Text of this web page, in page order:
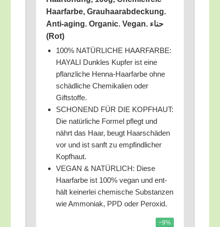
Haar­far­be, Grau­haar­ab­de­ckung.
Anti-aging. Orga­nic. Vegan. حناء
(Rot)
100% NATÜRLICHE HAARFARBE:
HAYALI Dunk­les Kup­fer ist eine
pflanz­li­che Hen­na-Haar­far­be ohne
schäd­li­che Che­mi­ka­li­en oder
Giftstoffe.
SCHONEND FÜR DIE KOPFHAUT:
Die natür­li­che For­mel pflegt und
nährt das Haar, beugt Haar­schä­den
vor und ist sanft zu emp­find­li­cher
Kopfhaut.
VEGAN & NATÜRLICH: Die­se
Haar­far­be ist 100% vegan und ent­
hält kei­ner­lei che­mi­sche Sub­stan­zen
wie Ammo­ni­ak, PPD oder Peroxid.
−9%